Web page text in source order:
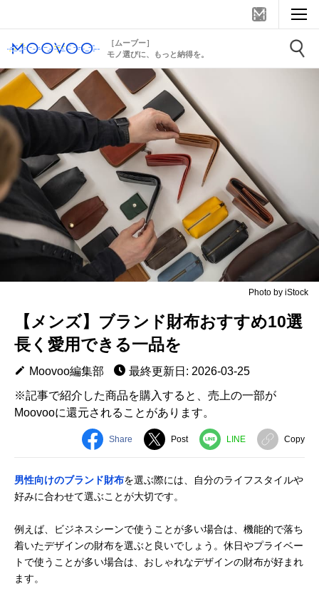
［ムーブー］
モノ選びに、もっと納得を。
Photo by iStock
【メンズ】ブランド財布おすすめ10選
長く愛用できる一品を
Moovoo編集部
最終更新日: 2026-03-25
※記事で紹介した商品を購入すると、売上の一部が
Moovooに還元されることがあります。
Share Post LINE Copy
男性向けのブランド財布を選ぶ際には、自分のライフスタイルや
好みに合わせて選ぶことが大切です。
例えば、ビジネスシーンで使うことが多い場合は、機能的で落ち
着いたデザインの財布を選ぶと良いでしょう。休日やプライベー
トで使うことが多い場合は、おしゃれなデザインの財布が好まれ
ます。